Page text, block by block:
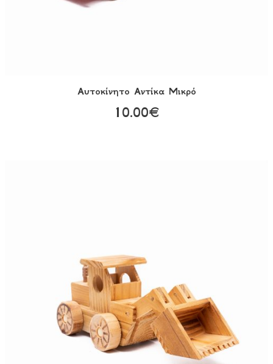
Αυτοκίνητο Αντίκα Μικρό
10.00€